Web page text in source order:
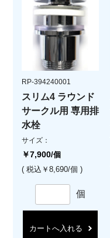
RP-394240001
スリム4 ラウンド
サークル用 専用排
水栓
サイズ：
￥7,900/個
( 税込￥8,690/個 )
個
カートへ入れる